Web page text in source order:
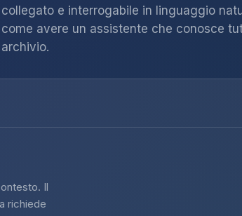
collegato e interrogabile in linguaggio
come avere un assistente che conosce
archivio.
Il
richiede